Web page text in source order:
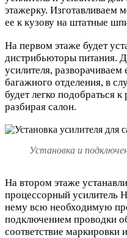
этажерку.
ее к кузову на штатные
На первом этаже будет
дистрибьюторы питания.
усилителя,
багажного отделения, в
будет легко подобраться
разбирая салон.
Установка и
На втором этаже
процессорный усилитель
нему всю необходимую
подключением проводки
соответствие маркировки